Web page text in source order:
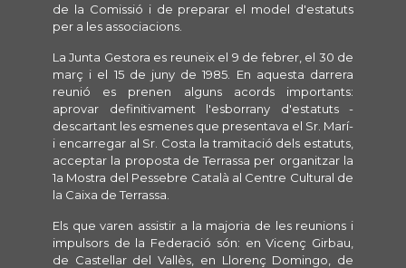
de la Comissió i de preparar el model d'estatuts
per a les associacions.
La Junta Gestora es reuneix el 9 de febrer, el 30 de
març i el 15 de juny de 1985. En aquesta darrera
reunió es prenen alguns acords importants:
aprovar definitivament l'esborrany d'estatuts -
descartant les esmenes que presentava el Sr. Marí-
i encarregar al Sr. Costa la tramitació dels estatuts,
acceptar la proposta de Terrassa per organitzar la
1a Mostra del Pessebre Català al Centre Cultural de
la Caixa de Terrassa.
Els que varen assistir a la majoria de les reunions i
impulsors de la Federació són: en Vicenç Girbau,
de Castellar del Vallès, en Llorenç Domingo, de